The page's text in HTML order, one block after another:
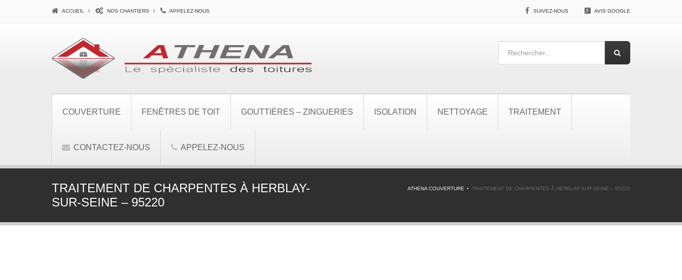
ACCUEIL NOS CHANTIERS APPELEZ-NOUS SUIVEZ-NOUS AVIS GOOGLE
COUVERTURE FENÊTRES DE TOIT GOUTTIÈRES – ZINGUERIES ISOLATION NETTOYAGE TRAITEMENT
CONTACTEZ-NOUS APPELEZ-NOUS
TRAITEMENT DE CHARPENTES À HERBLAY-
SUR-SEINE – 95220
ATHENA COUVERTURE TRAITEMENT DE CHARPENTES À HERBLAY-SUR-SEINE – 95220